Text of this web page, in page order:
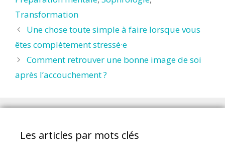
Transformation
Une chose toute simple à faire lorsque vous
êtes complètement stressé·e
Comment retrouver une bonne image de soi
après l’accouchement ?
Les articles par mots clés